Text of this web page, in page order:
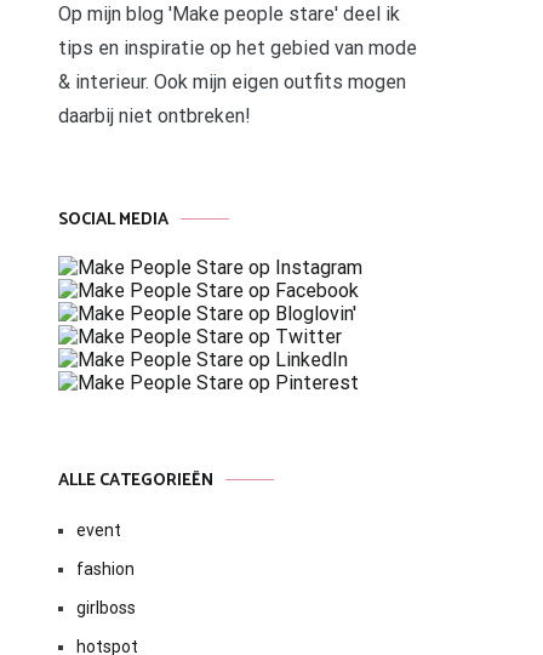
Op mijn blog 'Make people stare' deel ik
tips en inspiratie op het gebied van mode
& interieur. Ook mijn eigen outfits mogen
daarbij niet ontbreken!
SOCIAL MEDIA
ALLE CATEGORIEËN
event
fashion
girlboss
hotspot